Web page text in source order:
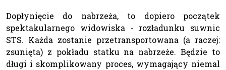
Dopłynięcie do nabrzeża, to dopiero początek
spektakularnego widowiska - rozładunku suwnic
STS. Każda zostanie przetransportowana (a raczej:
zsunięta) z pokładu statku na nabrzeże. Będzie to
długi i skomplikowany proces, wymagający niemal